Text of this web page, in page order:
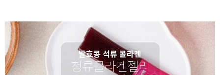
발효콩 석류 콜라겐
청류콜라겐젤리